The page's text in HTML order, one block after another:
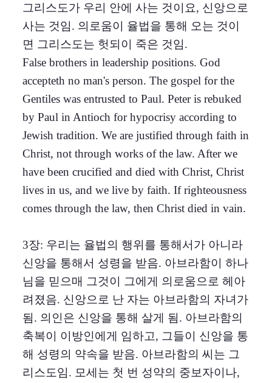
그리스도가 우리 안에 사는 것이요, 신앙으로
사는 것임. 의로움이 율법을 통해 오는 것이
면 그리스도는 헛되이 죽은 것임.
False brothers in leadership positions. God
accepteth no man's person. The gospel for the
Gentiles was entrusted to Paul. Peter is rebuked
by Paul in Antioch for hypocrisy according to
Jewish tradition. We are justified through faith in
Christ, not through works of the law. After we
have been crucified and died with Christ, Christ
lives in us, and we live by faith. If righteousness
comes through the law, then Christ died in vain.
3장: 우리는 율법의 행위를 통해서가 아니라
신앙을 통해서 성령을 받음. 아브라함이 하나
님을 믿으매 그것이 그에게 의로움으로 헤아
려졌음. 신앙으로 난 자는 아브라함의 자녀가
됨. 의인은 신앙을 통해 살게 됨. 아브라함의
축복이 이방인에게 임하고, 그들이 신앙을 통
해 성령의 약속을 받음. 아브라함의 씨는 그
리스도임. 모세는 첫 번 성약의 중보자이나,